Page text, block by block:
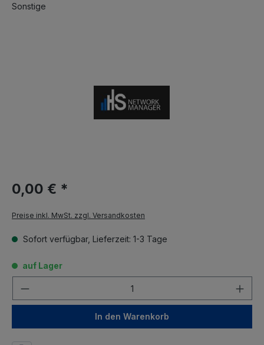
Sonstige
0,00 € *
Preise inkl. MwSt. zzgl. Versandkosten
Sofort verfügbar, Lieferzeit: 1-3 Tage
auf Lager
In den Warenkorb